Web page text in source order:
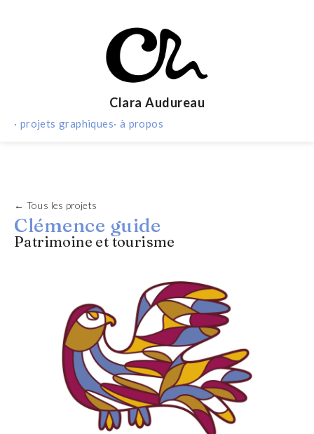
Clara Audureau
· projets graphiques· à propos
← Tous les projets
Clémence guide
Patrimoine et tourisme